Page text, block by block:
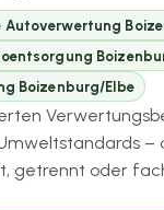
Autoverwertung
Boizenburg/Elbe
–
getrennt oder